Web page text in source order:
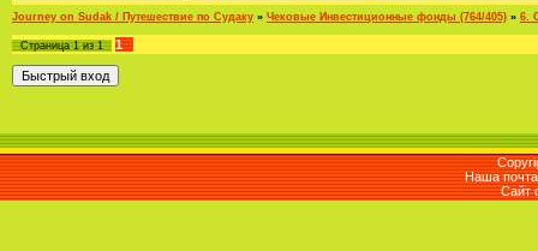
Journey on Sudak / Путешествие по Судаку » Чековые Инвестиционные фонды (764/405) » 6.
Страница1из1 1
Наша почта
Сайт